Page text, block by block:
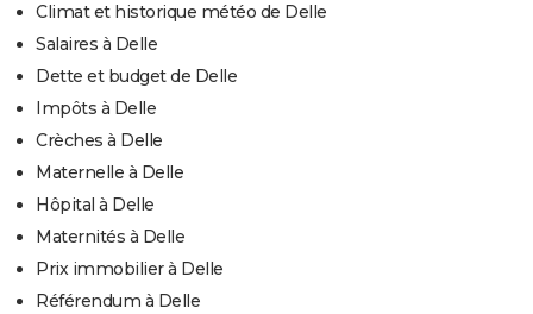
Climat et historique météo de Delle
Salaires à Delle
Dette et budget de Delle
Impôts à Delle
Crèches à Delle
Maternelle à Delle
Hôpital à Delle
Maternités à Delle
Prix immobilier à Delle
Référendum à Delle